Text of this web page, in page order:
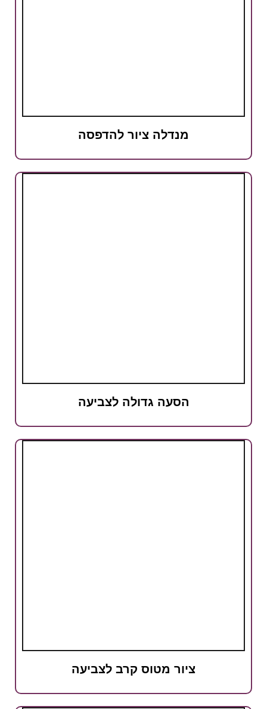
מנדלה ציור להדפסה
הסעה גדולה לצביעה
ציור מטוס קרב לצביעה